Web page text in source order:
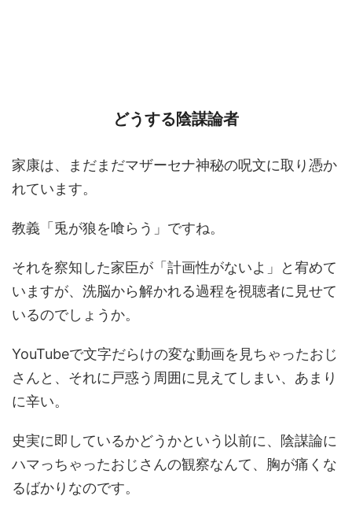
どうする陰謀論者
家康は、まだまだマザーセナ神秘の呪文に取り憑か
れています。
教義「兎が狼を喰らう」ですね。
それを察知した家臣が「計画性がないよ」と宥めて
いますが、洗脳から解かれる過程を視聴者に見せて
いるのでしょうか。
YouTubeで文字だらけの変な動画を見ちゃったおじ
さんと、それに戸惑う周囲に見えてしまい、あまり
に辛い。
史実に即しているかどうかという以前に、陰謀論に
ハマっちゃったおじさんの観察なんて、胸が痛くな
るばかりなのです。